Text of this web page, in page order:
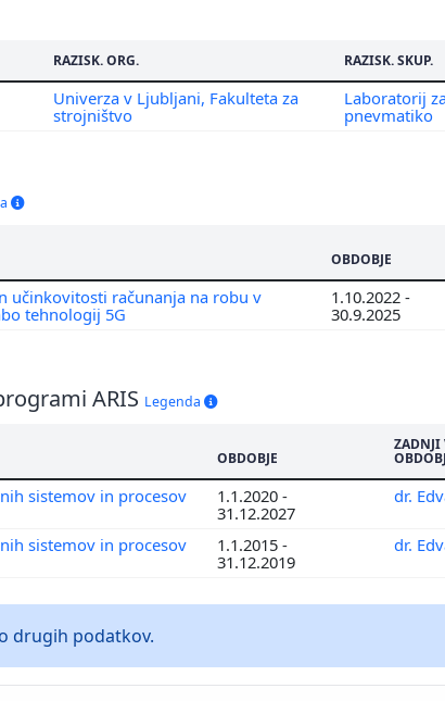
RAZISK. ORG. RAZISK. SKUP.
Univerza v Ljubljani, Fakulteta za
strojništvo
Laboratorij
pnevmatiko
OBDOBJE
učinkovitosti računanja na robu v
tehnologij 5G
1.10.2022 -
30.9.2025
ARIS Legenda
OBDOBJE
ZADNJI
sistemov in procesov
1.1.2020 -
31.12.2027
dr.
sistemov in procesov
1.1.2015 -
31.12.2019
dr.
drugih podatkov.